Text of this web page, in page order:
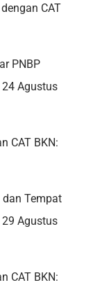
CAT
PNBP
Agustus
CAT BKN:
dan Tempat
Agustus
CAT BKN: